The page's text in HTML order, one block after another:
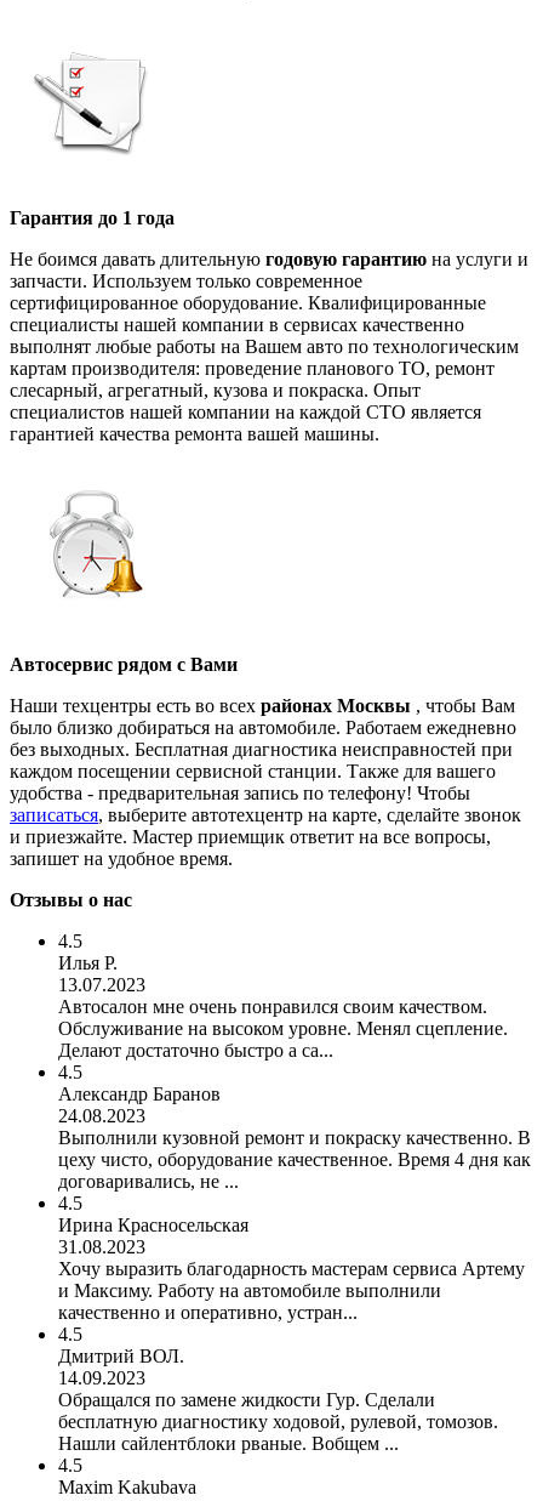
Гарантия до 1 года
Не боимся давать длительную годовую гарантию на услуги и
запчасти. Используем только современное
сертифицированное оборудование. Квалифицированные
специалисты нашей компании в сервисах качественно
выполнят любые работы на Вашем авто по технологическим
картам производителя: проведение планового ТО, ремонт
слесарный, агрегатный, кузова и покраска. Опыт
специалистов нашей компании на каждой СТО является
гарантией качества ремонта вашей машины.
Автосервис рядом с Вами
Наши техцентры есть во всех районах Москвы , чтобы Вам
было близко добираться на автомобиле. Работаем ежедневно
без выходных. Бесплатная диагностика неисправностей при
каждом посещении сервисной станции. Также для вашего
удобства - предварительная запись по телефону! Чтобы
записаться, выберите автотехцентр на карте, сделайте звонок
и приезжайте. Мастер приемщик ответит на все вопросы,
запишет на удобное время.
Отзывы о нас
4.5
Илья Р.
13.07.2023
Автосалон мне очень понравился своим качеством.
Обслуживание на высоком уровне. Менял сцепление.
Делают достаточно быстро а са...
4.5
Александр Баранов
24.08.2023
Выполнили кузовной ремонт и покраску качественно. В
цеху чисто, оборудование качественное. Время 4 дня как
договаривались, не ...
4.5
Ирина Красносельская
31.08.2023
Хочу выразить благодарность мастерам сервиса Артему
и Максиму. Работу на автомобиле выполнили
качественно и оперативно, устран...
4.5
Дмитрий ВОЛ.
14.09.2023
Обращался по замене жидкости Гур. Сделали
бесплатную диагностику ходовой, рулевой, томозов.
Нашли сайлентблоки рваные. Вобщем ...
4.5
Maxim Kakubava